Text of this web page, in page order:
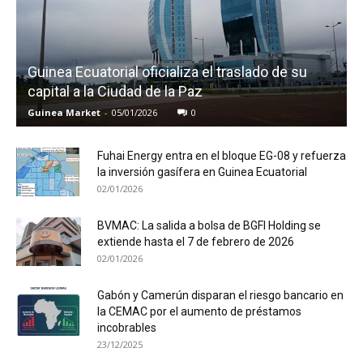
Guinea Ecuatorial oficializa el traslado de su
capital a la Ciudad de la Paz
Guinea Market - 05/01/2026 0
Fuhai Energy entra en el bloque EG-08 y refuerza
la inversión gasífera en Guinea Ecuatorial
02/01/2026
BVMAC: La salida a bolsa de BGFI Holding se
extiende hasta el 7 de febrero de 2026
02/01/2026
Gabón y Camerún disparan el riesgo bancario en
la CEMAC por el aumento de préstamos
incobrables
23/12/2025